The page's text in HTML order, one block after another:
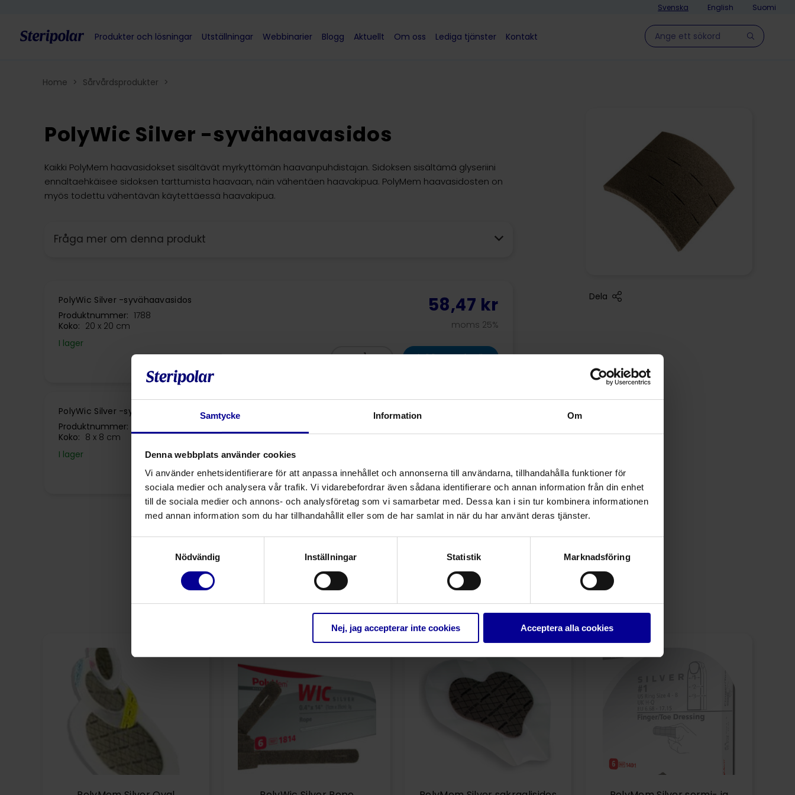
Samtycke Information Om
Denna webbplats använder cookies
Vi använder enhetsidentifierare för att anpassa innehållet och annonserna till användarna, tillhandahålla funktioner för
sociala medier och analysera vår trafik. Vi vidarebefordrar även sådana identifierare och annan information från din enhet
till de sociala medier och annons- och analysföretag som vi samarbetar med. Dessa kan i sin tur kombinera informationen
med annan information som du har tillhandahållit eller som de har samlat in när du har använt deras tjänster.
Nödvändig
Inställningar Statistik Marknadsföring
Nej, jag accepterar inte cookies Acceptera alla cookies
Svenska English Suomi
Produkter och lösningar Utställningar Webbinarier Blogg Aktuellt Om oss Lediga tjänster Kontakt Hae sivulla
Home > Sårvårdsprodukter >
PolyWic Silver -syvähaavasidos
Kaikki PolyMem haavasidokset sisältävät myrkyttömän haavanpuhdistajan. Sidoksen sisältämä glyseriini
ennaltaehkäisee sidoksen tarttumista haavaan, näin vähentäen haavakipua. PolyMem haavasidosten on
myös todettu vähentävän käytettäessä haavakipua.
Fråga mer om denna produkt
PolyWic Silver -syvähaavasidos
Produktnummer: 1788
Koko: 20 x 20 cm
I lager
58,47 kr
moms 25%
- 1 + Lisää ostoskoriin
PolyWic Silver -syvähaavasidos
Produktnummer:
Koko: 8 x 8 cm
I lager
moms 25%
- 1 + Lisää ostoskoriin
Dela
Relaterade produkter